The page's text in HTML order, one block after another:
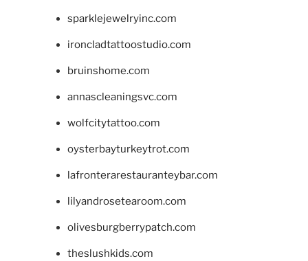
sparklejewelryinc.com
ironcladtattoostudio.com
bruinshome.com
annascleaningsvc.com
wolfcitytattoo.com
oysterbayturkeytrot.com
lafronterarestauranteybar.com
lilyandrosetearoom.com
olivesburgberrypatch.com
theslushkids.com